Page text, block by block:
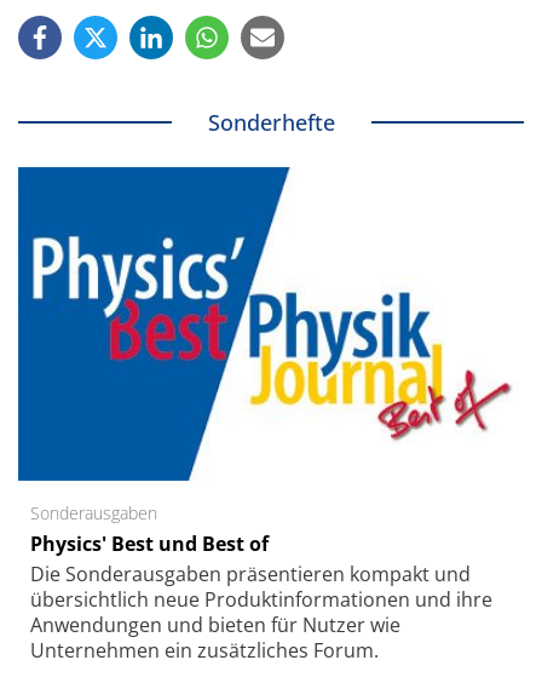
Sonderhefte
Sonderausgaben
Physics' Best und Best of
Die Sonder­ausgaben präsentieren kompakt und
übersichtlich neue Produkt­informationen und ihre
Anwendungen und bieten für Nutzer wie
Unternehmen ein zusätzliches Forum.